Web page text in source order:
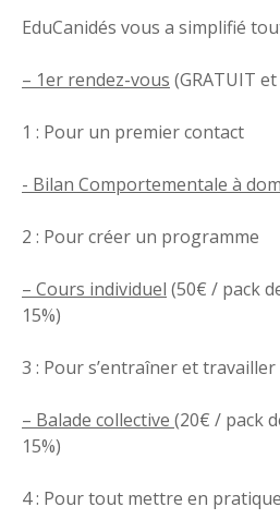
EduCanidés vous a simplifié
– 1er rendez-vous (GRATUIT
1 : Pour un premier contact
­- Bilan Comportementale à
2 : Pour créer un programme
– Cours individuel (50€ / pack
15%)
3 : Pour s’entraîner et travailler
– Balade collective (20€ / pack
15%)
4 : Pour tout mettre en pratique